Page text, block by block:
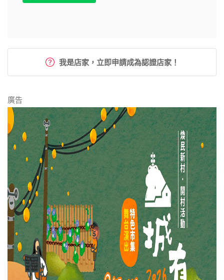
我是店家，立即申請成為認證店家！
廣告